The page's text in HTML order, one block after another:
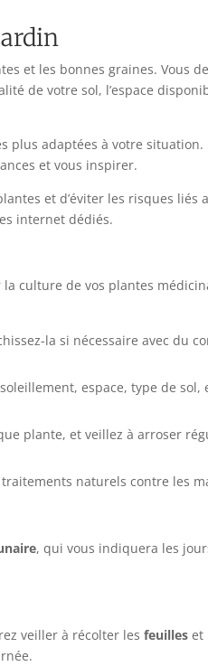
et les bonnes graines. Vous
de votre sol, l’espace
adaptées à votre situation.
et vous inspirer.
et d’éviter les risques liés
internet dédiés.
culture de vos plantes
la si nécessaire avec du
espace, type de sol,
plante, et veillez à arroser
naturels contre les
, qui vous indiquera les
veiller à récolter les feuilleset